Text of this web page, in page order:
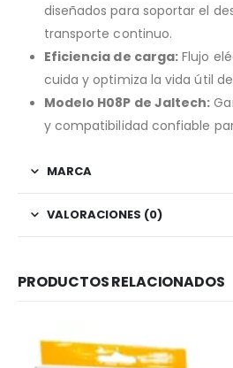
diseñados para soportar el
transporte continuo.
Eficiencia de carga: Flujo
cuida y optimiza la vida útil
Modelo H08P de Jaltech:
y compatibilidad confiable
MARCA
VALORACIONES (0)
PRODUCTOS RELACIONADOS